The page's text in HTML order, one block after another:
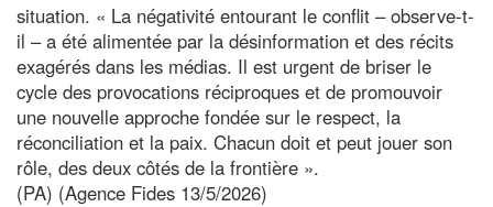
situation. « La négativité entourant le conflit – observe-t-
il – a été alimentée par la désinformation et des récits
exagérés dans les médias. Il est urgent de briser le
cycle des provocations réciproques et de promouvoir
une nouvelle approche fondée sur le respect, la
réconciliation et la paix. Chacun doit et peut jouer son
rôle, des deux côtés de la frontière ».
(PA) (Agence Fides 13/5/2026)